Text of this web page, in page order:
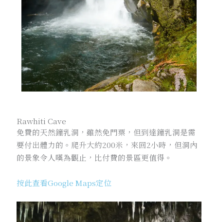
Rawhiti Cave
免費的天然鐘乳洞，雖然免門票，但到達鐘乳洞是需
要付出體力的。爬升大約200米，來回2小時，但洞內
的景象令人嘆為觀止，比付費的景區更值得。
按此查看Google Maps定位